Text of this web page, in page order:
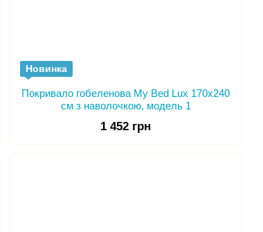
Новинка
Покривало гобеленова My Bed Lux 170x240
см з наволочкою, модель 1
1 452 грн